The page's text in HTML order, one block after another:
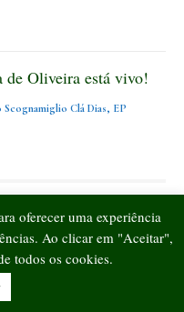
de Oliveira está vivo!
Scognamiglio Clá Dias, EP
oferecer uma experiência
Ao clicar em "Aceitar",
todos os cookies.